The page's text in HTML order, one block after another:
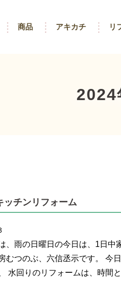
商品 アキカチ リ
2024
ッチンリフォーム
、雨の日曜日の今日は、1日中
むつのぶ、六信丞示です。 今
水回りのリフォームは、時間